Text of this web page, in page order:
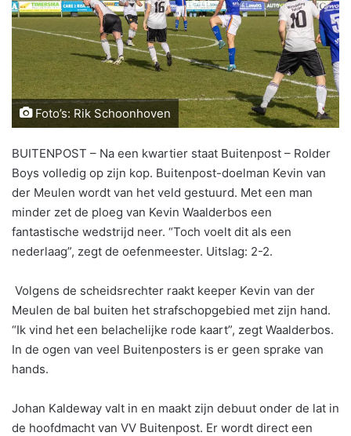
Foto’s: Rik Schoonhoven
BUITENPOST – Na een kwartier staat Buitenpost – Rolder
Boys volledig op zijn kop. Buitenpost-doelman Kevin van
der Meulen wordt van het veld gestuurd. Met een man
minder zet de ploeg van Kevin Waalderbos een
fantastische wedstrijd neer. “Toch voelt dit als een
nederlaag”, zegt de oefenmeester. Uitslag: 2-2.
Volgens de scheidsrechter raakt keeper Kevin van der
Meulen de bal buiten het strafschopgebied met zijn hand.
“Ik vind het een belachelijke rode kaart”, zegt Waalderbos.
In de ogen van veel Buitenposters is er geen sprake van
hands.
Johan Kaldeway valt in en maakt zijn debuut onder de lat in
de hoofdmacht van VV Buitenpost. Er wordt direct een